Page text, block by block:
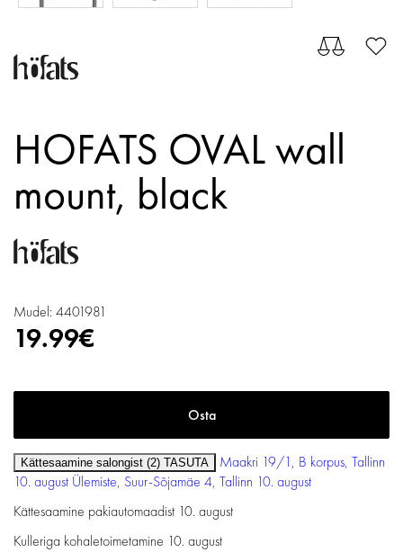
HOFATS OVAL wall
mount, black
Mudel: 4401981
19.99€
Kättesaamine salongist (2) TASUTA
Maakri 19/1, B korpus, Tallinn
10. august Ülemiste, Suur-Sõjamäe 4, Tallinn 10. august
Kättesaamine pakiautomaadist 10. august
Kulleriga kohaletoimetamine 10. august